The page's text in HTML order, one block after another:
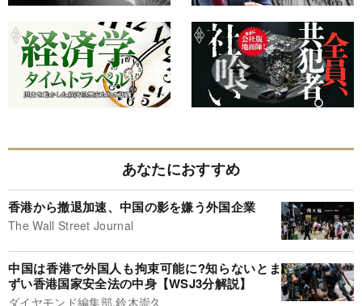
あなたにおすすめ
香港から撤退加速、中国の影を嫌う外国企業
The Wall Street Journal
中国は香港で外国人も拘束可能に?知らないとま
ずい香港国家安全法の中身【WSJ3分解説】
ダイヤモンド編集部,鈴木崇久